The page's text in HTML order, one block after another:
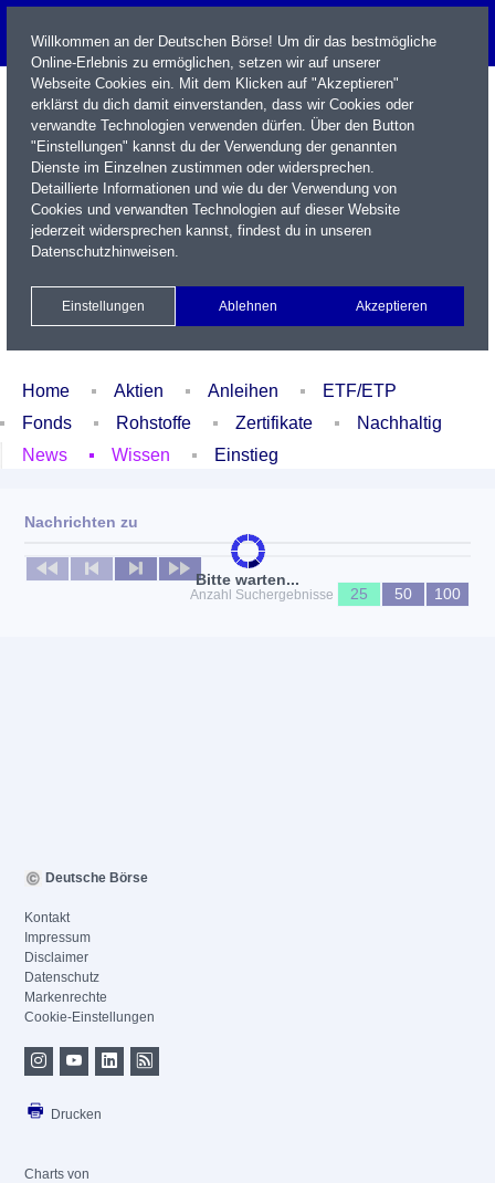
Name / WKN / ISIN / Kürzel
Xetra Realtime
Watchlist Portfolio Login
Home Aktien Anleihen
ETF/ETP
Fonds
Rohstoffe Zertifikate
Nachhaltig
News
Wissen Einstieg
Bitte warten...
Nachrichten zu
Keine News verfügbar
Anzahl Suchergebnisse
25 50 100
Willkommen an der Deutschen Börse! Um dir das bestmögliche
Online-Erlebnis zu ermöglichen, setzen wir auf unserer
Webseite Cookies ein. Mit dem Klicken auf "Akzeptieren"
erklärst du dich damit einverstanden, dass wir Cookies oder
verwandte Technologien verwenden dürfen. Über den Button
"Einstellungen" kannst du der Verwendung der genannten
Dienste im Einzelnen zustimmen oder widersprechen.
Detaillierte Informationen und wie du der Verwendung von
Cookies und verwandten Technologien auf dieser Website
jederzeit widersprechen kannst, findest du in unseren
Datenschutzhinweisen.
Einstellungen Ablehnen Akzeptieren
Deutsche Börse
Kontakt
Impressum
Disclaimer
Datenschutz
Markenrechte
Cookie-Einstellungen
Drucken
Charts von